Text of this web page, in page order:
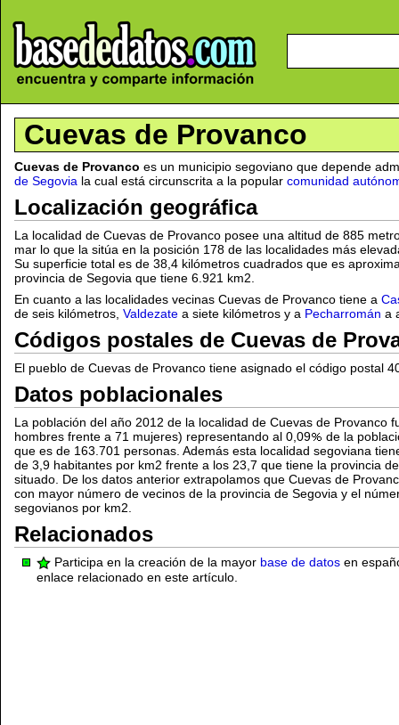
Cuevas de Provanco
Cuevas de Provanco es un municipio segoviano que depende
de Segovia la cual está circunscrita a la popular comunidad
Localización geográfica
La localidad de Cuevas de Provanco posee una altitud de 885
mar lo que la sitúa en la posición 178 de las localidades más
Su superficie total es de 38,4 kilómetros cuadrados que es
provincia de Segovia que tiene 6.921 km2.
En cuanto a las localidades vecinas Cuevas de Provanco tiene a
de seis kilómetros, Valdezate a siete kilómetros y a Pecharromán a
Códigos postales de Cuevas de
El pueblo de Cuevas de Provanco tiene asignado el código postal
Datos poblacionales
La población del año 2012 de la localidad de Cuevas de Provanco
hombres frente a 71 mujeres) representando al 0,09
de la
que es de 163.701 personas. Además esta localidad segoviana
de 3,9 habitantes por km2 frente a los 23,7 que tiene la provincia
situado. De los datos anterior extrapolamos que Cuevas de
con mayor número de vecinos de la provincia de Segovia y el
segovianos por km2.
Relacionados
Participa en la creación de la mayor base de datos en
enlace relacionado en este artículo.